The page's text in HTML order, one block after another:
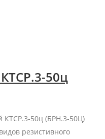
50ц
50ц (БРН.3-50Ц)
резистивного